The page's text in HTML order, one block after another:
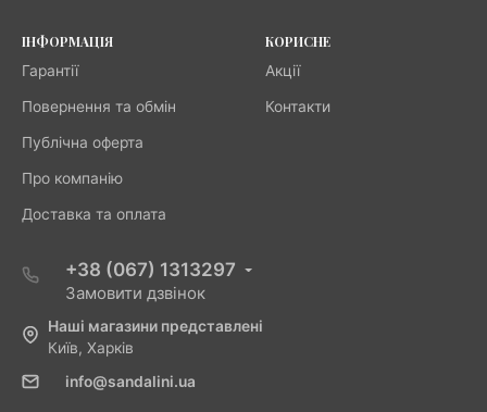
ІНФОРМАЦІЯ
Гарантії
Повернення та обмін
Публічна оферта
Про компанію
Доставка та оплата
КОРИСНЕ
Акції
Контакти
+38 (067) 1313297
Замовити дзвінок
Наші магазини представлені
Київ, Харків
info@sandalini.ua